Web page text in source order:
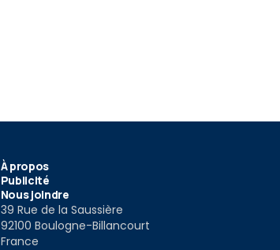
À propos
Publicité
Nous joindre
39 Rue de la Saussière
92100 Boulogne-Billancourt
France